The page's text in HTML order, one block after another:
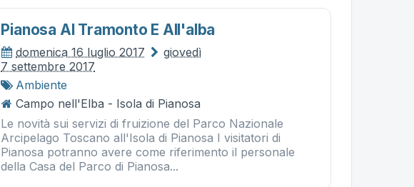
Pianosa Al Tramonto E All'alba
domenica 16 luglio 2017
giovedì
7 settembre 2017
Ambiente
Campo nell'Elba - Isola di Pianosa
Le novità sui servizi di fruizione del Parco Nazionale
Arcipelago Toscano all'Isola di Pianosa I visitatori di
Pianosa potranno avere come riferimento il personale
della Casa del Parco di Pianosa...